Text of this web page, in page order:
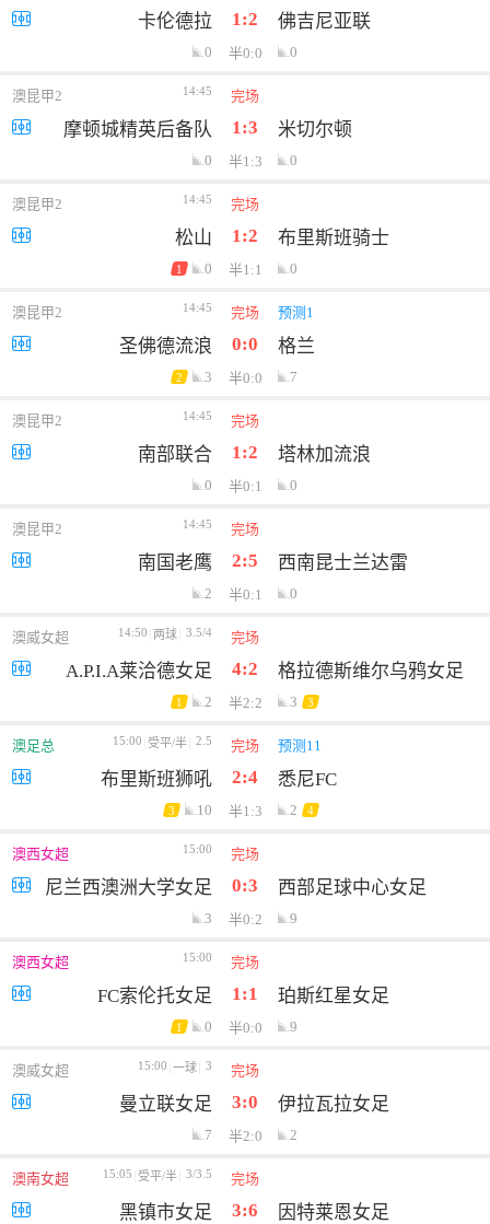
卡伦德拉 1:2 佛吉尼亚联
0 半0:0 0
澳昆甲2 14:45 完场
摩顿城精英后备队 1:3 米切尔顿
0 半1:3 0
澳昆甲2 14:45 完场
松山 1:2 布里斯班骑士
1 0 半1:1 0
澳昆甲2 14:45 完场 预测1
圣佛德流浪 0:0 格兰
2 3 半0:0 7
澳昆甲2 14:45 完场
南部联合 1:2 塔林加流浪
0 半0:1 0
澳昆甲2 14:45 完场
南国老鹰 2:5 西南昆士兰达雷
2 半0:1 0
澳威女超 14:50 两球 3.5/4 完场
A.P.I.A莱洽德女足 4:2 格拉德斯维尔乌鸦女足
1 2 半2:2 3 3
澳足总 15:00 受平/半 2.5 完场 预测11
布里斯班狮吼 2:4 悉尼FC
3 10 半1:3 2 4
澳西女超 15:00 完场
尼兰西澳洲大学女足 0:3 西部足球中心女足
3 半0:2 9
澳西女超 15:00 完场
FC索伦托女足 1:1 珀斯红星女足
1 0 半0:0 9
澳威女超 15:00 一球 3 完场
曼立联女足 3:0 伊拉瓦拉女足
7 半2:0 2
澳南女超 15:05 受平/半 3/3.5 完场
黑镇市女足 3:6 因特莱恩女足